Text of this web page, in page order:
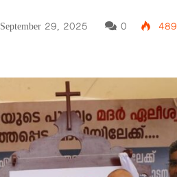
September 29, 2025 0
489